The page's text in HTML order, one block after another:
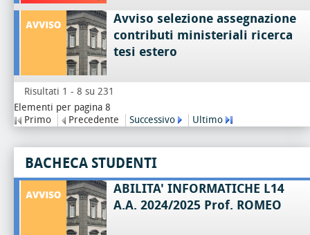
Avviso selezione assegnazione
contributi ministeriali ricerca
tesi estero
Risultati 1 - 8 su 231
Elementi per pagina 8
Primo
Precedente Successivo Ultimo
BACHECA STUDENTI
ABILITA' INFORMATICHE L14
A.A. 2024/2025 Prof. ROMEO